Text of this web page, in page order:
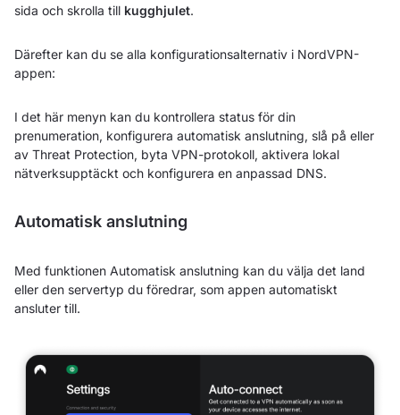
sida och skrolla till kugghjulet.
Därefter kan du se alla konfigurationsalternativ i NordVPN-
appen:
I det här menyn kan du kontrollera status för din
prenumeration, konfigurera automatisk anslutning, slå på eller
av Threat Protection, byta VPN-protokoll, aktivera lokal
nätverksupptäckt och konfigurera en anpassad DNS.
Automatisk anslutning
Med funktionen Automatisk anslutning kan du välja det land
eller den servertyp du föredrar, som appen automatiskt
ansluter till.